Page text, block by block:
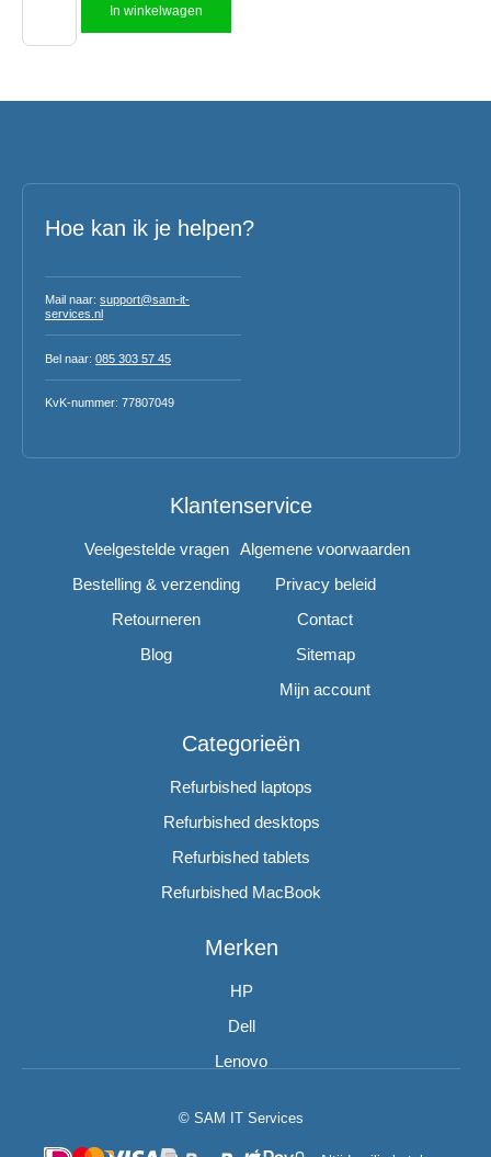
In winkelwagen
Hoe kan ik je helpen?
Mail naar: support@sam-it-
services.nl
Bel naar: 085 303 57 45
KvK-nummer: 77807049
Klantenservice
Veelgestelde vragen
Bestelling & verzending
Retourneren
Blog
Algemene voorwaarden
Privacy beleid
Contact
Sitemap
Mijn account
Categorieën
Refurbished laptops
Refurbished desktops
Refurbished tablets
Refurbished MacBook
Merken
HP
Dell
Lenovo
© SAM IT Services